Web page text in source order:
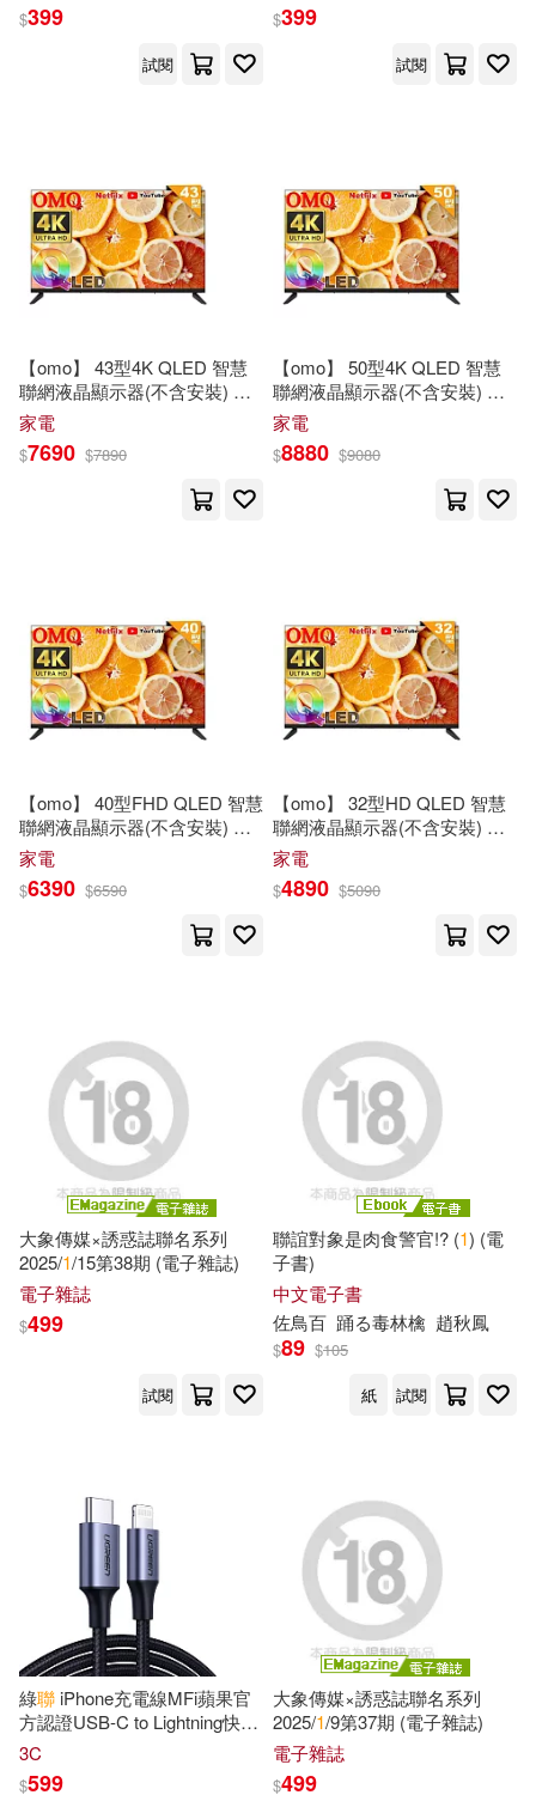
外貿協會(1) 姬劍晶(1)
工業和信息化部電子工業標準化研
究院（主編）(1)
張任坊(1) 張俊傑(1)
張春磊，王一星，陳柱文(1)
文丹楓，徐小波(1)
最高人民檢察院第一檢察廳(1)
朝比奈あすか(1)
杨一然(1)
林麗清（主編）(1)
楊正洪(1)
法規應用研究中心(1)
浙江省教育技術中心(1)
海天電商金融研究中心(1)
簡良諭(1) 約翰・伯格(1)
羅輯（主編）(1)
聯經出版數位出版部(1)
莎莉•法蘭克(1) 華鎔(1)
中國經濟出版社(1)
全華圖書(1)
北京時代華文書局(1)
台科大(1) 商業周刊(1)
國防工業出版社(1)
布克文化(1) 新文創文化(1)
明白文化(1) 春光(1)
春天出版社(1) 時報出版(1)
晨星(1) 暨南大學出版社(1)
浙江工商大學出版社(1)
浙江教育出版社(1)
白象文化(1) 皇冠(1)
聯經出版公司(1) 莫克文化(1)
(可複選)
適合平板閱讀(20)
現在可購買商品(63)
價格
$399
試閱
$399
試閱
【omo】 43型4K QLED 智慧
聯網液晶顯示器(不含安裝) 贈3
合1快充數據充電線
家電
$7690 $7890
【omo】 50型4K QLED 智慧
聯網液晶顯示器(不含安裝) 贈3
合1快充數據充電線
家電
$8880 $9080
【omo】 40型FHD QLED 智慧
聯網液晶顯示器(不含安裝) 贈3
合1快充數據充電線
家電
$6390 $6590
【omo】 32型HD QLED 智慧
聯網液晶顯示器(不含安裝) 贈3
合1快充數據充電線
家電
$4890 $5090
大象傳媒×誘惑誌聯名系列
2025/1/15第38期 (電子雜誌)
電子雜誌
$499
試閱
聯誼對象是肉食警官!? (1) (電
子書)
中文電子書
佐鳥百 踊る毒林檎 趙秋鳳
$89 $105
紙
試閱
綠聯 iPhone充電線MFi蘋果官
方認證USB-C to Lightning快充
傳輸線 金屬編織版 (
3C
$599
大象傳媒×誘惑誌聯名系列
2025/1/9第37期 (電子雜誌)
電子雜誌
$499